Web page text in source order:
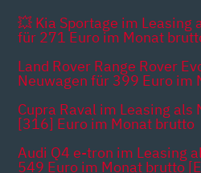
💥 Kia Sportage im Leasing
für 271 Euro im Monat
Land Rover Range Rover
Neuwagen für 399 Euro im
Cupra Raval im Leasing als
[316] Euro im Monat brutto
Audi Q4 e-tron im Leasing
549 Euro im Monat brutto